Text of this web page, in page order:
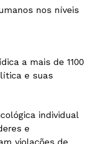
nos níveis
a mais de 1100
e suas
individual
e
violações de